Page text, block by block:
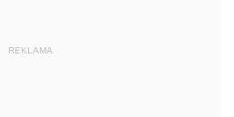
REKLAMA